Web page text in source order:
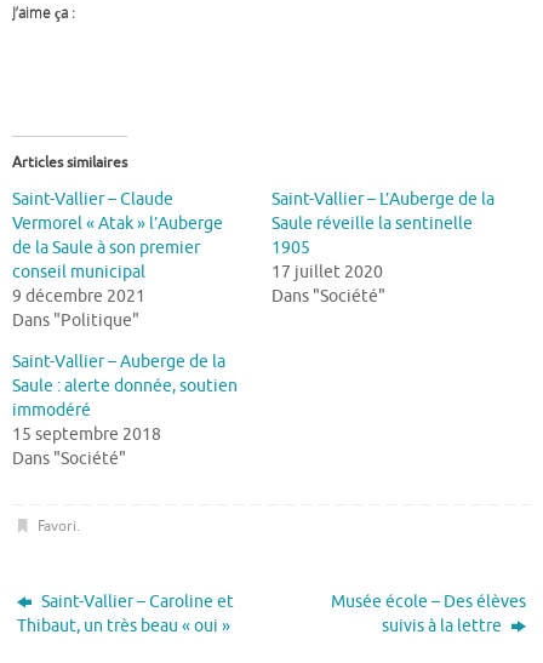
J’aime ça :
Articles similaires
Saint-Vallier – Claude
Vermorel « Atak » l’Auberge
de la Saule à son premier
conseil municipal
9 décembre 2021
Dans "Politique"
Saint-Vallier – L’Auberge de la
Saule réveille la sentinelle
1905
17 juillet 2020
Dans "Société"
Saint-Vallier – Auberge de la
Saule : alerte donnée, soutien
immodéré
15 septembre 2018
Dans "Société"
Favori.
Saint-Vallier – Caroline et
Thibaut, un très beau « oui »
Musée école – Des élèves
suivis à la lettre